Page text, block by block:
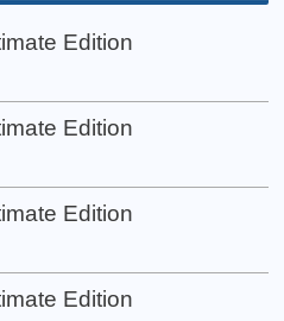
Edition
Edition
Edition
Edition